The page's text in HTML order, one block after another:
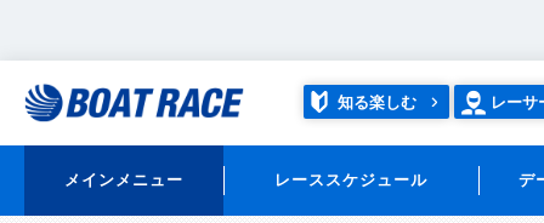
知る楽しむ レーサ
メインメニュー レーススケジュール デ